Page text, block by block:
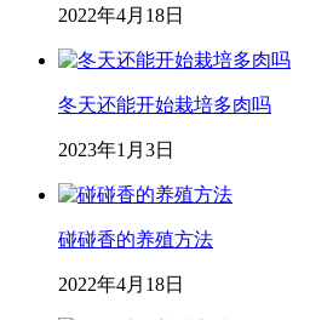
2022年4月18日
冬天还能开始栽培多肉吗
2023年1月3日
碰碰香的养殖方法
2022年4月18日